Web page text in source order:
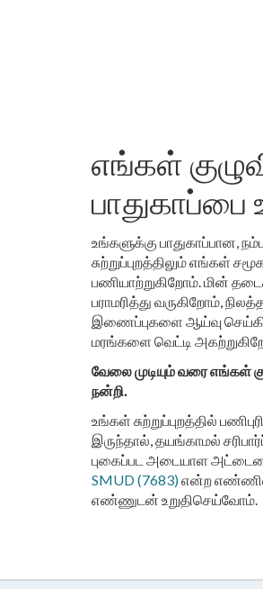
எங்கள்
பாதுகாப்பை
உங்களுக்கு பாதுகாப்பான,
சுற்றுப்புறத்திலும் எங்கள்
பணியாற்றுகிறோம். மின்
பராமரித்து வருகிறோம்,
இணைப்புகளை ஆய்வு
மரங்களை வெட்டி
வேலை முடியும் வரை எங்கள்
நன்றி.
உங்கள் சுற்றுப்புறத்தில்
இருந்தால், தயங்காமல்
புகைப்பட அடையாள
SMUD (7683)என்ற எண்ணில்
எண்ணுடன் உறுதிசெய்வோம்.